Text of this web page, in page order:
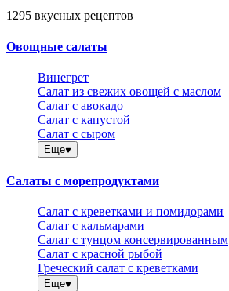
1295 вкусных рецептов
Овощные салаты
Винегрет
Салат из свежих овощей с маслом
Салат с авокадо
Салат с капустой
Салат с сыром
Еще
Салаты с морепродуктами
Салат с креветками и помидорами
Салат с кальмарами
Салат с тунцом консервированным
Салат с красной рыбой
Греческий салат с креветками
Еще